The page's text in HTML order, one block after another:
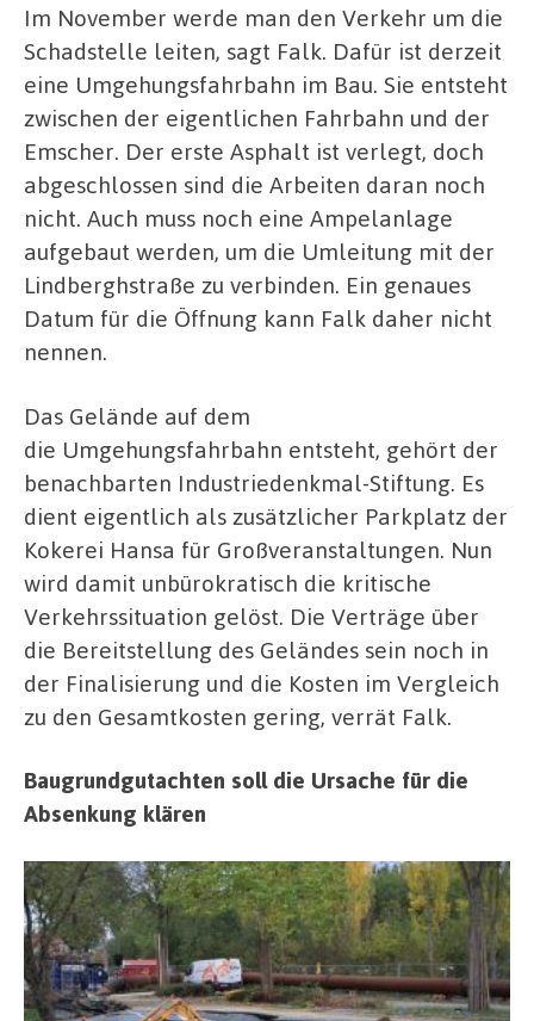
Im November werde man den Verkehr um die
Schadstelle leiten, sagt Falk. Dafür ist derzeit
eine Umgehungsfahrbahn im Bau. Sie entsteht
zwischen der eigentlichen Fahrbahn und der
Emscher. Der erste Asphalt ist verlegt, doch
abgeschlossen sind die Arbeiten daran noch
nicht. Auch muss noch eine Ampelanlage
aufgebaut werden, um die Umleitung mit der
Lindberghstraße zu verbinden. Ein genaues
Datum für die Öffnung kann Falk daher nicht
nennen.
Das Gelände auf dem
die Umgehungsfahrbahn entsteht, gehört der
benachbarten Industriedenkmal-Stiftung. Es
dient eigentlich als zusätzlicher Parkplatz der
Kokerei Hansa für Großveranstaltungen. Nun
wird damit unbürokratisch die kritische
Verkehrssituation gelöst. Die Verträge über
die Bereitstellung des Geländes sein noch in
der Finalisierung und die Kosten im Vergleich
zu den Gesamtkosten gering, verrät Falk.
Baugrundgutachten soll die Ursache für die
Absenkung klären